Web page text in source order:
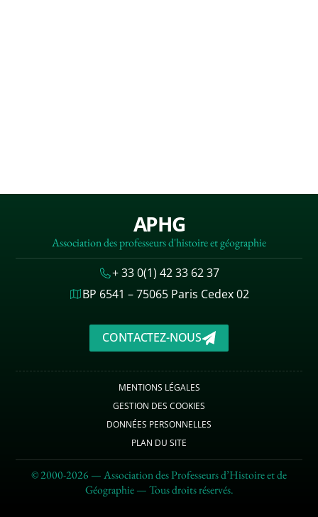
APHG
Association des professeurs d'histoire et géographie
+ 33 0(1) 42 33 62 37
BP 6541 – 75065 Paris Cedex 02
CONTACTEZ-NOUS
MENTIONS LÉGALES
GESTION DES COOKIES
DONNÉES PERSONNELLES
PLAN DU SITE
© 2000-2026 — Association des Professeurs d’Histoire et de
Géographie — Tous droits réservés.